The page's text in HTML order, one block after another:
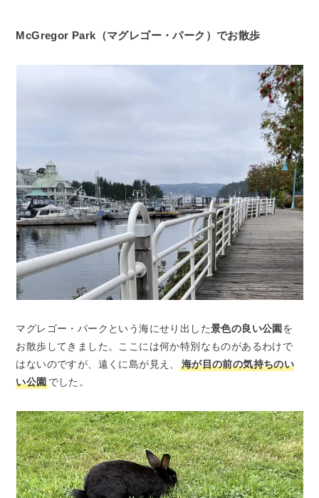
McGregor Park（マグレゴー・パーク）でお散歩
マグレゴー・パークという海にせり出した景色の良い公園 を
お散歩してきました。ここには何か特別なものがあるわけで
はないのですが、遠くに島が見え、
海が目の前の気持ちのい
い公園でした。